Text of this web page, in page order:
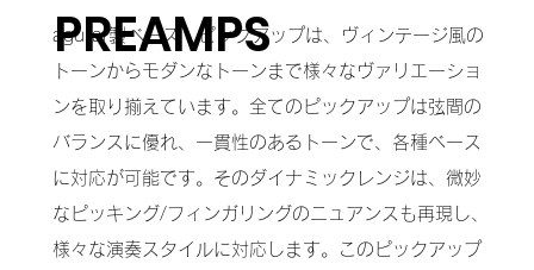
PREAMPS
aguilar製ベース・ピックアップは、ヴィンテージ風の
トーンからモダンなトーンまで様々なヴァリエーショ
ンを取り揃えています。全てのピックアップは弦間の
バランスに優れ、一貫性のあるトーンで、各種ベース
に対応が可能です。そのダイナミックレンジは、微妙
なピッキング/フィンガリングのニュアンスも再現し、
様々な演奏スタイルに対応します。このピックアップ